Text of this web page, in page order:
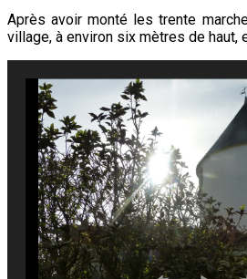
Après avoir monté les trente
village, à environ six mètres de haut,